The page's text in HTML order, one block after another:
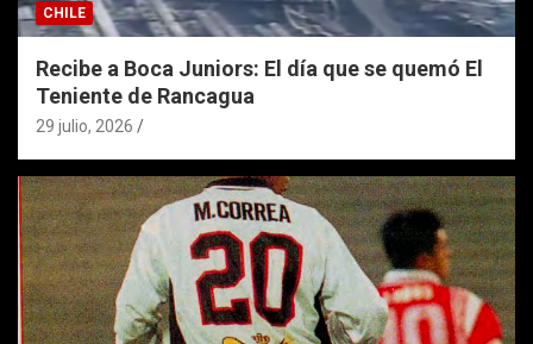
CHILE
Recibe a Boca Juniors: El día que se quemó El
Teniente de Rancagua
29 julio, 2026